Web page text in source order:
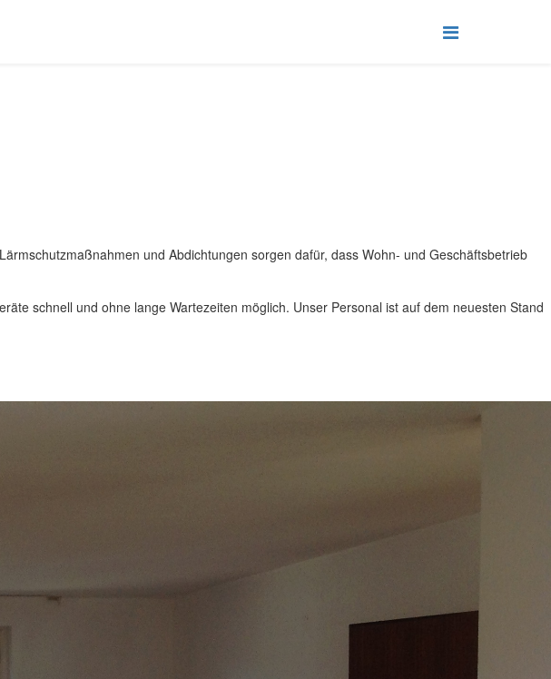
und Abdichtungen sorgen dafür, dass Wohn- und Geschäftsbetrieb
schnell und ohne lange Wartezeiten möglich. Unser Personal ist auf dem neuesten Stand